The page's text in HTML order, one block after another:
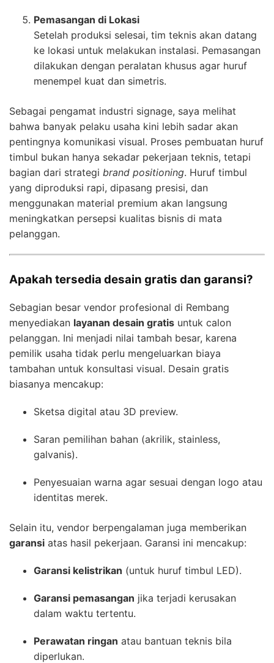
Pemasangan di Lokasi
Setelah produksi selesai, tim teknis akan datang
ke lokasi untuk melakukan instalasi. Pemasangan
dilakukan dengan peralatan khusus agar huruf
menempel kuat dan simetris.
Sebagai pengamat industri signage, saya melihat
bahwa banyak pelaku usaha kini lebih sadar akan
pentingnya komunikasi visual. Proses pembuatan huruf
timbul bukan hanya sekadar pekerjaan teknis, tetapi
bagian dari strategi brand positioning. Huruf timbul
yang diproduksi rapi, dipasang presisi, dan
menggunakan material premium akan langsung
meningkatkan persepsi kualitas bisnis di mata
pelanggan.
Apakah tersedia desain gratis dan garansi?
Sebagian besar vendor profesional di Rembang
menyediakan layanan desain gratis untuk calon
pelanggan. Ini menjadi nilai tambah besar, karena
pemilik usaha tidak perlu mengeluarkan biaya
tambahan untuk konsultasi visual. Desain gratis
biasanya mencakup:
Sketsa digital atau 3D preview.
Saran pemilihan bahan (akrilik, stainless,
galvanis).
Penyesuaian warna agar sesuai dengan logo atau
identitas merek.
Selain itu, vendor berpengalaman juga memberikan
garansi atas hasil pekerjaan. Garansi ini mencakup:
Garansi kelistrikan (untuk huruf timbul LED).
Garansi pemasangan jika terjadi kerusakan
dalam waktu tertentu.
Perawatan ringan atau bantuan teknis bila
diperlukan.